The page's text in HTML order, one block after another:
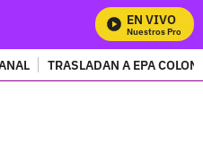
EN VIVO
Mira Todos Nuestros
TRASLADAN A EPA